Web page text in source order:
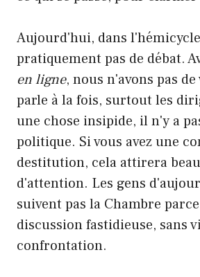
Aujourd'hui, dans
pratiquement pas de débat.
en ligne, nous n'avons pas
parle à la fois, surtout les
une chose insipide, il n'y a
politique. Si vous avez une
destitution, cela attirera
d'attention. Les gens
suivent pas la Chambre
discussion fastidieuse, sans
confrontation.